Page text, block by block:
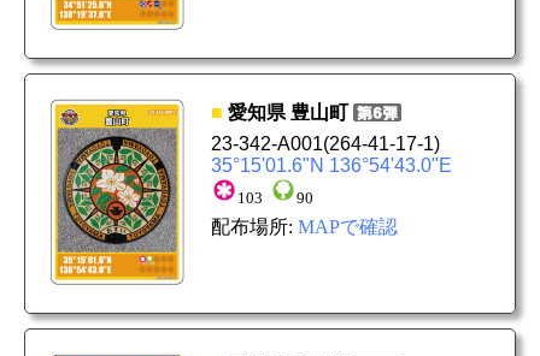
■ 愛知県 豊山町
23-342-A001(264-41-17-1)
35°15'01.6"N 136°54'43.0"E
103 90
配布場所: MAPで確認